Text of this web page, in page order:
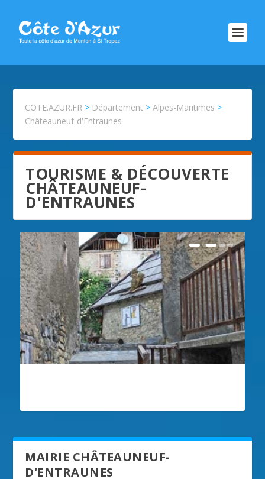
COTE.AZUR.FR > Département >Alpes-Maritimes >
Châteauneuf-d'Entraunes
TOURISME & DÉCOUVERTE
CHÂTEAUNEUF-
D'ENTRAUNES
MAIRIE CHÂTEAUNEUF-
D'ENTRAUNES